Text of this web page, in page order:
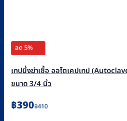
ลด 5%
เทปนึ่งฆ่าเชื้อ ออโตเคปเทป
ขนาด 3/4 นิ้ว
฿410
Original
฿390
Current